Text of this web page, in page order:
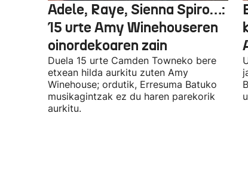
Adele, Raye, Sienna Spiro…:
15 urte Amy Winehouseren
oinordekoaren zain
Duela 15 urte Camden Towneko bere
etxean hilda aurkitu zuten Amy
Winehouse; ordutik, Erresuma Batuko
musikagintzak ez du haren parekorik
aurkitu.